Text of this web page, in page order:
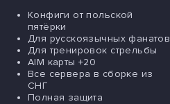
Конфиги от польской
пятёрки
Для русскоязычных фанатов
Для тренировок стрельбы
AIM карты +20
Все сервера в сборке из
СНГ
Полная защита